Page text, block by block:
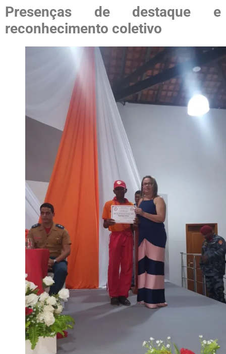
Presenças de destaque e
reconhecimento coletivo